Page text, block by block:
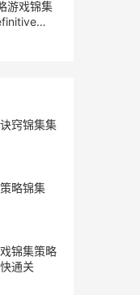
游戏锦集
窍锦集集
略锦集
锦集策略
通关